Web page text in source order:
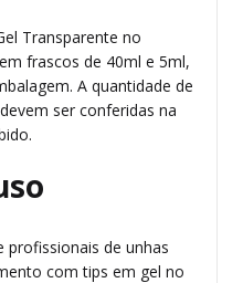
Transparente no
frascos de 40ml e 5ml,
A quantidade de
ser conferidas na
profissionais de unhas
com tips em gel no